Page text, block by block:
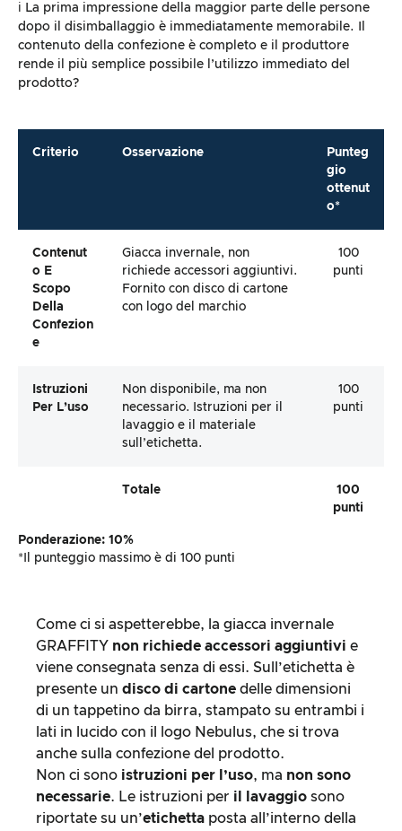
ℹ️ La prima impressione della maggior parte delle persone
dopo il disimballaggio è immediatamente memorabile. Il
contenuto della confezione è completo e il produttore
rende il più semplice possibile l’utilizzo immediato del
prodotto?
Criterio Osservazione
Punteg
gio
ottenut
o*
Contenut
O E
Scopo
Della
Confezion
E
Giacca invernale, non
richiede accessori aggiuntivi.
Fornito con disco di cartone
con logo del marchio
100
punti
Istruzioni
Per L’uso
Non disponibile, ma non
necessario. Istruzioni per il
lavaggio e il materiale
sull’etichetta.
100
punti
Totale
100
punti
Ponderazione: 10%
*Il punteggio massimo è di 100 punti
Come ci si aspetterebbe, la giacca invernale
GRAFFITY non richiede accessori aggiuntivi e
viene consegnata senza di essi. Sull’etichetta è
presente un disco di cartone delle dimensioni
di un tappetino da birra, stampato su entrambi i
lati in lucido con il logo Nebulus, che si trova
anche sulla confezione del prodotto.
Non ci sono istruzioni per l’uso, ma non sono
necessarie. Le istruzioni per il lavaggio sono
riportate su un’etichetta posta all’interno della